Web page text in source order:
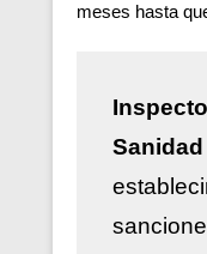
meses hasta
Sanidad